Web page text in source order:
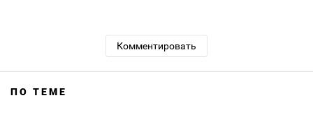
Комментировать
ПО ТЕМЕ